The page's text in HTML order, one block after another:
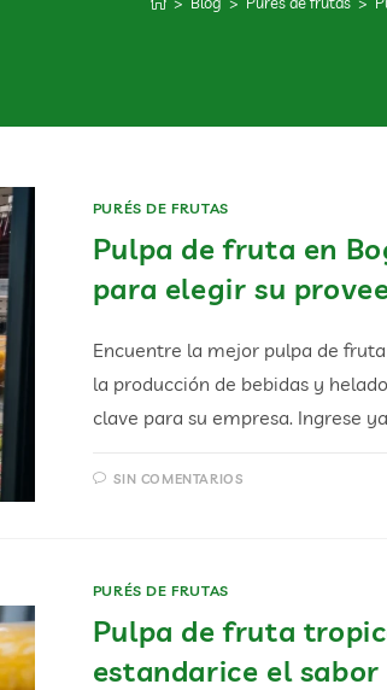
PURÉS DE FRUTAS
Pulpa de fruta en
para elegir su
Encuentre la mejor pulpa de
la producción de bebidas y
clave para su empresa. Ingrese
SIN COMENTARIOS
PURÉS DE FRUTAS
Pulpa de fruta
estandarice el sabor